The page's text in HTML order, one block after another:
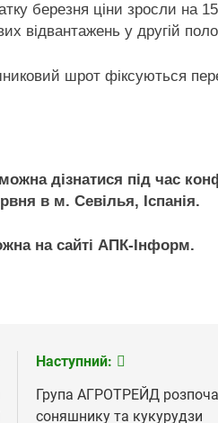
березня ціни зросли на
відвантажень у другій
шрот фіксуються
дізнатися під час
в м. Севілья, Іспанія.
на сайті АПК-Інформ.
Наступний:
Група АГРОТРЕЙД
соняшнику та кукурудзи